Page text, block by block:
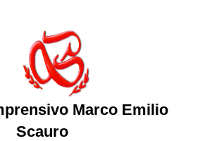
Marco Emilio
Scauro